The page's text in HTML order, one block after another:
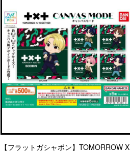
【フラットガシャポン】TOMORROW X